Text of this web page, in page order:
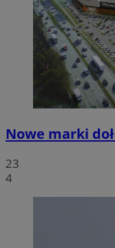
Nowe marki
23
4